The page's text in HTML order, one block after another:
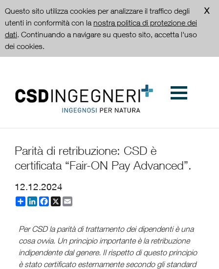
Questo sito utilizza cookies per analizzare il traffico degli
utenti in conformità con la nostra politica di protezione dei
dati. Continuando a navigare su questo sito, accetta l'uso
dei cookies.
Parità di retribuzione: CSD è
certificata “Fair-ON Pay Advanced”.
12.12.2024
PartagerLinkedInFacebook
Per CSD la parità di trattamento dei dipendenti è una
cosa ovvia. Un principio importante è la retribuzione
indipendente dal genere. Il rispetto di questo principio
è stato certificato esternamente secondo gli standard